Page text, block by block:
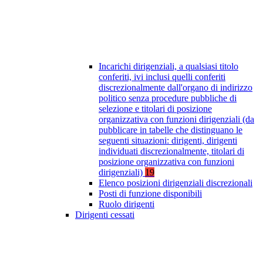
Incarichi dirigenziali, a qualsiasi titolo
conferiti, ivi inclusi quelli conferiti
discrezionalmente dall'organo di indirizzo
politico senza procedure pubbliche di
selezione e titolari di posizione
organizzativa con funzioni dirigenziali (da
pubblicare in tabelle che distinguano le
seguenti situazioni: dirigenti, dirigenti
individuati discrezionalmente, titolari di
posizione organizzativa con funzioni
dirigenziali) 19
Elenco posizioni dirigenziali discrezionali
Posti di funzione disponibili
Ruolo dirigenti
Dirigenti cessati